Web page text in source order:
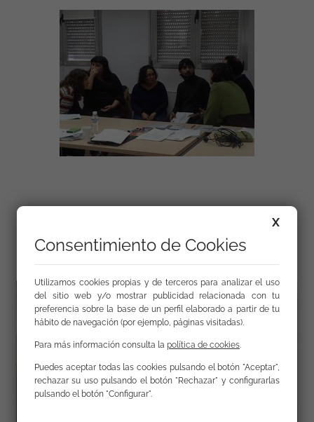
Galería
X
Consentimiento de Cookies
Utilizamos cookies propias y de terceros para analizar el uso
del sitio web y/o mostrar publicidad relacionada con tu
preferencia sobre la base de un perfil elaborado a partir de tu
hábito de navegación (por ejemplo, páginas visitadas).
Para más información consulta la política de cookies.
Puedes aceptar todas las cookies pulsando el botón "Aceptar",
rechazar su uso pulsando el botón "Rechazar" y configurarlas
pulsando el botón "Configurar".